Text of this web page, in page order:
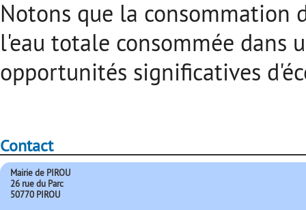
Notons que la consommation
l'eau totale consommée dans
opportunités significatives
Contact
Mairie de PIROU
26 rue du Parc
50770 PIROU